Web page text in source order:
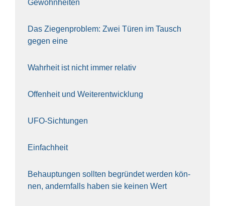
Gewohn­hei­ten
Das Zie­gen­pro­blem: Zwei Türen im Tausch
gegen eine
Wahr­heit ist nicht immer rela­tiv
Offen­heit und Wei­ter­ent­wick­lung
UFO-Sich­tun­gen
Ein­fach­heit
Behaup­tun­gen soll­ten begrün­det wer­den kön­
nen, andern­falls haben sie kei­nen Wert